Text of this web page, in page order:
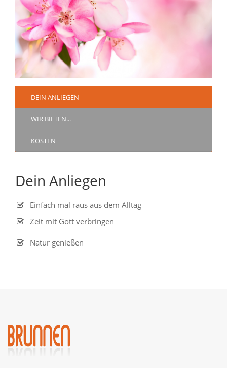
DEIN ANLIEGEN
WIR BIETEN...
KOSTEN
Dein Anliegen
Einfach mal raus aus dem Alltag
Zeit mit Gott verbringen
Natur genießen